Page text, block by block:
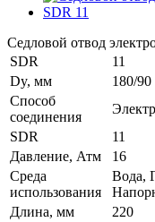
Седловой отвод
SDR
11
Dy, мм
180/90
Способ
соединения
SDR
11
Давление, Атм
16
Среда
использования
Вода,
Длина, мм
220